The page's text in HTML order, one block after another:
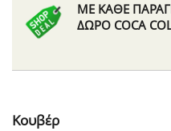
ΜΕ ΚΑΘΕ
ΔΩΡΟ COCA
Κουβέρ